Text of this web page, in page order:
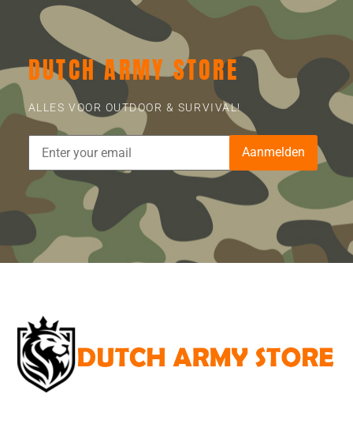
DUTCH ARMY STORE
ALLES VOOR OUTDOOR & SURVIVAL!
Aanmelden